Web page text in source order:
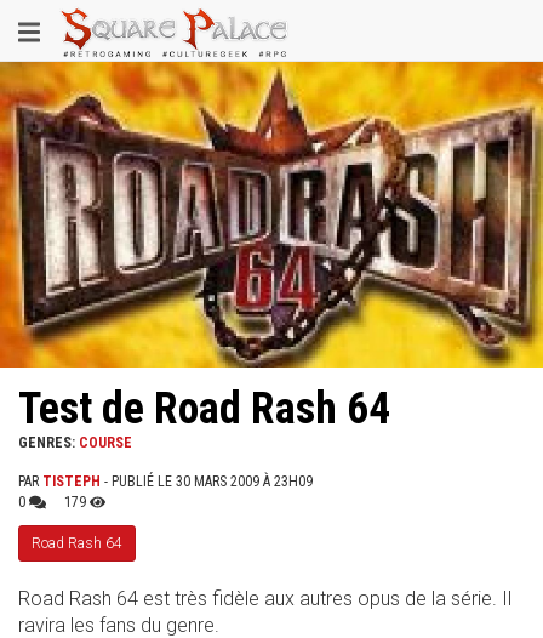
au
contenu
principal
Toggle
navigation
Test de Road Rash 64
GENRES: COURSE
PAR TISTEPH - PUBLIÉ LE 30 MARS 2009 À 23H09
0
179
Road Rash 64
Road Rash 64 est très fidèle aux autres opus de la série. Il
ravira les fans du genre.